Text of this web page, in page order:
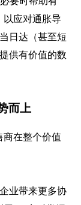
以应对通胀导
日达（甚至短
供有价值的数
而上
商在整个价值
业带来更多协